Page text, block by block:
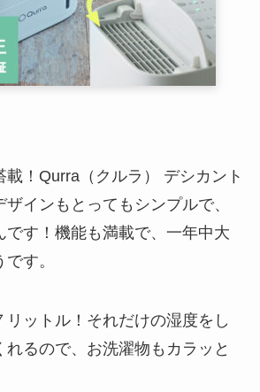
載！Qurra（クルラ） デシカント
インもとってもシンプルで、
です！機能も満載で、一年中大
す。
リットル！それだけの湿度をし
れるので、お洗濯物もカラッと